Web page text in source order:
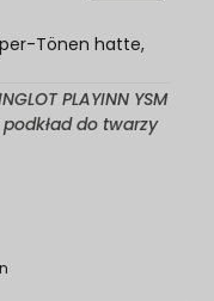
Tönen hatte,
PLAYINN YSM
do twarzy